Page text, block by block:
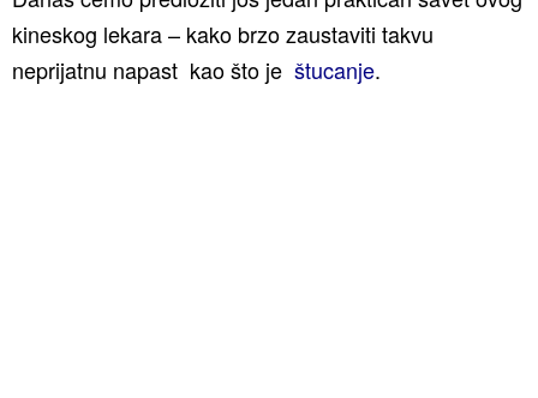
kineskog lekara – kako brzo zaustaviti takvu
neprijatnu napast kao što je štucanje.